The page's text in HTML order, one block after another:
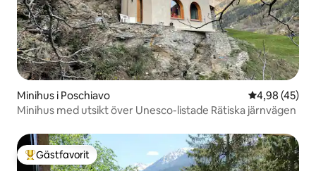
Minihus i Poschiavo 4,98 av 5 i
4,98 (45)
Minihus med utsikt över Unesco-listade Rätiska järnvägen
Populär gästfavorit
Gästfavorit